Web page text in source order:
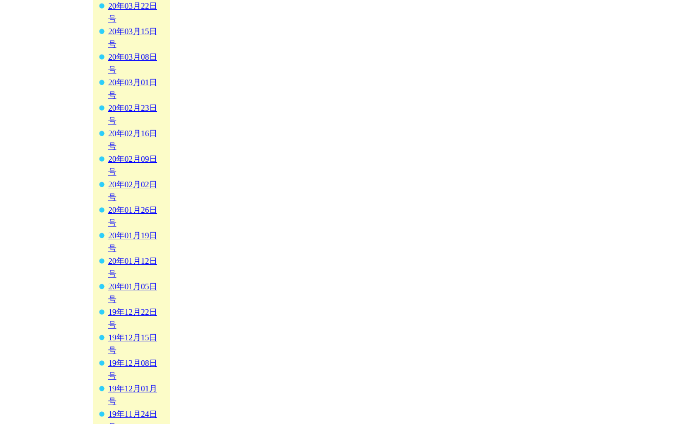
20年03月22日
号
20年03月15日
号
20年03月08日
号
20年03月01日
号
20年02月23日
号
20年02月16日
号
20年02月09日
号
20年02月02日
号
20年01月26日
号
20年01月19日
号
20年01月12日
号
20年01月05日
号
19年12月22日
号
19年12月15日
号
19年12月08日
号
19年12月01月
号
19年11月24日